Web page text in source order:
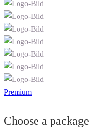
Premium
Choose a package